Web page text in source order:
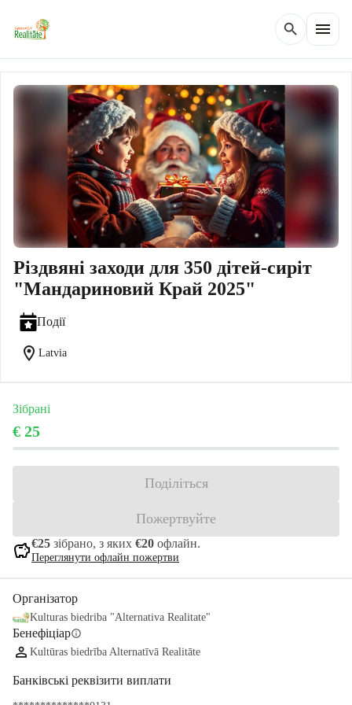
search menu
Різдвяні заходи для 350 дітей-сиріт
"Мандариновий Край 2025"
Події
location_on Latvia
Зібрані
€ 25
Поділіться
Пожертвуйте
savings€25 зібрано, з яких €20 офлайн.
Переглянути офлайн пожертви
Організатор
Kulturas biedriba "Alternativa Realitate"
Бенефіціарinfo
Kultūras biedrība Alternatīvā Realitāte
Банківські реквізити виплати